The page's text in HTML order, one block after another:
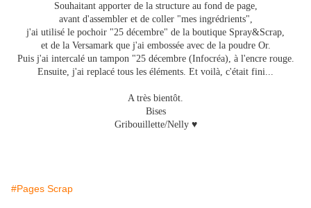
Souhaitant apporter de la structure au fond de page,
avant d'assembler et de coller "mes ingrédrients",
j'ai utilisé le pochoir "25 décembre" de la boutique Spray&Scrap,
et de la Versamark que j'ai embossée avec de la poudre Or.
Puis j'ai intercalé un tampon "25 décembre (Infocréa), à l'encre rouge.
Ensuite, j'ai replacé tous les éléments. Et voilà, c'était fini...
A très bientôt.
Bises
Gribouillette/Nelly ♥
#Pages Scrap